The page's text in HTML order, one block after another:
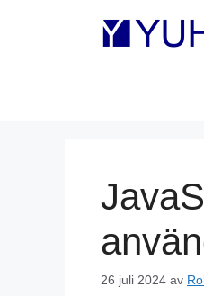
26 juli 2024 av